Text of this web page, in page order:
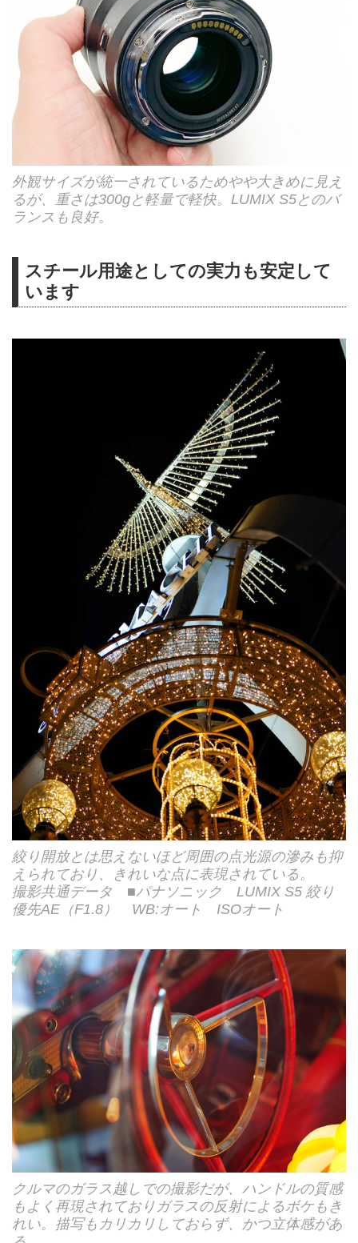
外観サイズが統一されているためやや大きめに見え
るが、重さは300gと軽量で軽快。LUMIX S5とのバ
ランスも良好。
スチール用途としての実力も安定して
います
絞り開放とは思えないほど周囲の点光源の滲みも抑
えられており、きれいな点に表現されている。
撮影共通データ ■パナソニック LUMIX S5 絞り
優先AE（F1.8） WB:オート ISOオート
クルマのガラス越しでの撮影だが、ハンドルの質感
もよく再現されておりガラスの反射によるボケもき
れい。描写もカリカリしておらず、かつ立体感があ